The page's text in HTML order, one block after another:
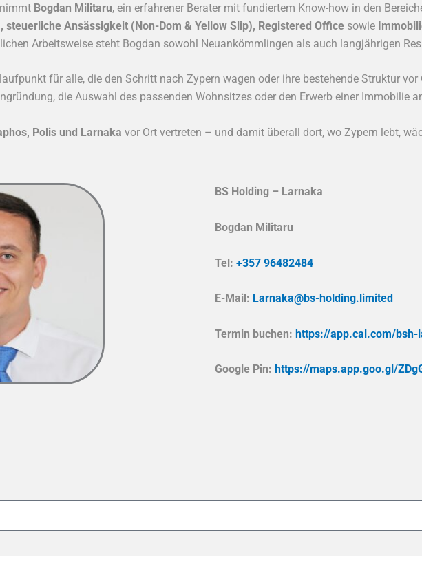
Bogdan Militaru, ein erfahrener Berater mit fundiertem Know-how in den
steuerliche Ansässigkeit (Non-Dom & Yellow Slip), Registered Office sowie
Arbeitsweise steht Bogdan sowohl Neuankömmlingen als auch langjährigen
für alle, die den Schritt nach Zypern wagen oder ihre bestehende Struktur
die Auswahl des passenden Wohnsitzes oder den Erwerb einer Immobilie
Polis und Larnaka vor Ort vertreten – und damit überall dort, wo Zypern lebt,
BS Holding – Larnaka
Bogdan Militaru
Tel: +357 96482484
E-Mail: Larnaka@bs-holding.limited
Termin buchen: https://app.cal.com/bsh-
Google Pin: https://maps.app.goo.gl/